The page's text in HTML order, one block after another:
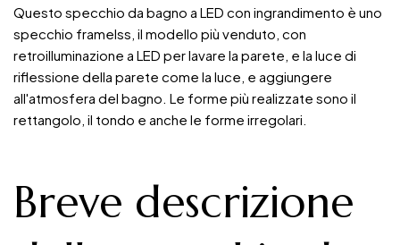
Questo specchio da bagno a LED con ingrandimento è uno
specchio framelss, il modello più venduto, con
retroilluminazione a LED per lavare la parete, e la luce di
riflessione della parete come la luce, e aggiungere
all'atmosfera del bagno. Le forme più realizzate sono il
rettangolo, il tondo e anche le forme irregolari.
Breve descrizione